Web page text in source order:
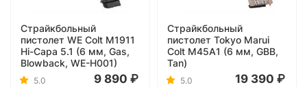
Страйкбольный
пистолет WE Colt M1911
Hi-Capa 5.1 (6 мм, Gas,
Blowback, WE-H001)
5.0 9 890
Страйкбольный
пистолет Tokyo Marui
Colt M45A1 (6 мм, GBB,
Tan)
5.0 19 390